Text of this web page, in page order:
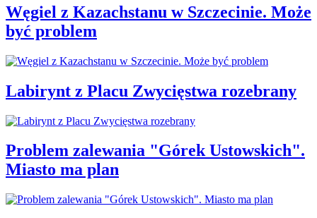
Węgiel z Kazachstanu w Szczecinie. Może
być problem
Labirynt z Placu Zwycięstwa rozebrany
Problem zalewania "Górek Ustowskich".
Miasto ma plan